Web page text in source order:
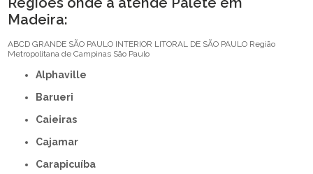
Madeira:
ABCD GRANDE SÃO PAULO INTERIOR LITORAL DE SÃO PAULO Região
Metropolitana de Campinas São Paulo
Alphaville
Barueri
Caieiras
Cajamar
Carapicuíba